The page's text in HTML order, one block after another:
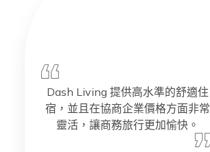
Dash Living 提供高水準的舒適住
宿，並且在協商企業價格方面非常
靈活，讓商務旅行更加愉快。